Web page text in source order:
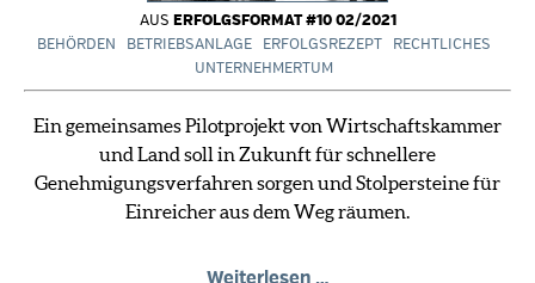
AUS ERFOLGSFORMAT #10 02/2021
BEHÖRDEN
BETRIEBSANLAGE ERFOLGSREZEPT
RECHTLICHES
UNTERNEHMERTUM
Ein gemeinsames Pilotprojekt von Wirtschaftskammer
und Land soll in Zukunft für schnellere
Genehmigungsverfahren sorgen und Stolpersteine für
Einreicher aus dem Weg räumen.
Weiterlesen …Unternehmen